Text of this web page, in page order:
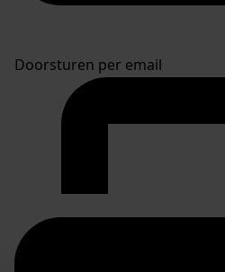
Doorsturen per email